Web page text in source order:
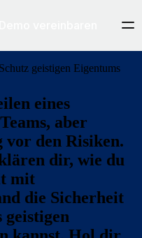
geistigen Eigentums
eines
aber
vor den Risiken.
dir, wie du
mit
die Sicherheit
geistigen